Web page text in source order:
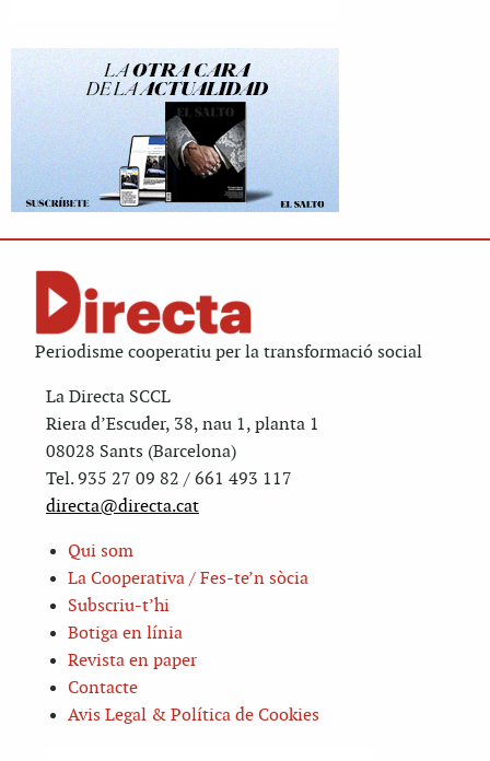
Periodisme cooperatiu per la transformació social
La Directa SCCL
Riera d’Escuder, 38, nau 1, planta 1
08028 Sants (Barcelona)
Tel. 935 27 09 82 / 661 493 117
directa@directa.cat
Qui som
La Cooperativa / Fes-te’n sòcia
Subscriu-t’hi
Botiga en línia
Revista en paper
Contacte
Avis Legal & Política de Cookies